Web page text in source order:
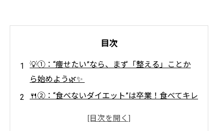
目次
💡①：“痩せたい”なら、まず「整える」ことか
ら始めよう🌿✨
🍴②：“食べないダイエット”は卒業！食べてキレ